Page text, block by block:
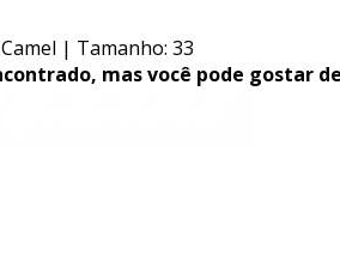
| Tamanho: 33
mas você pode gostar